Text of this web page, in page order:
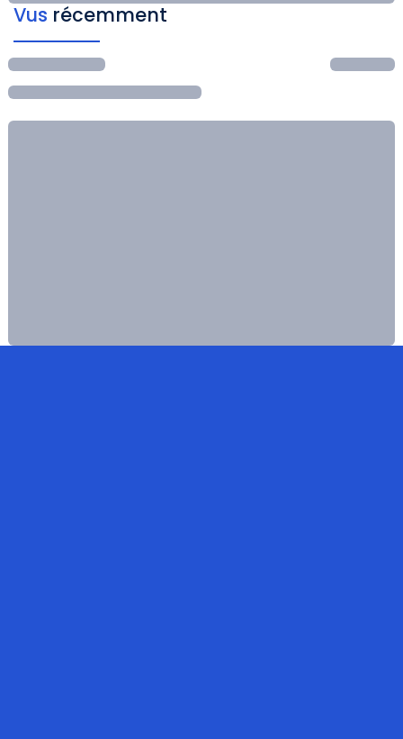
Vus récemment